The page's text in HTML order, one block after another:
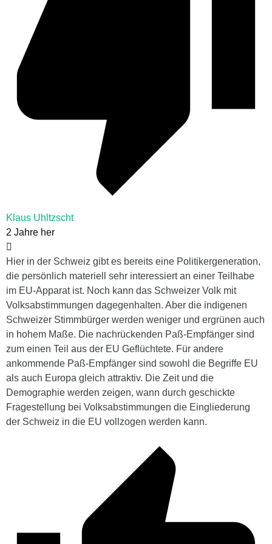
Klaus Uhltzscht
2 Jahre her
Hier in der Schweiz gibt es bereits eine Politikergeneration,
die persönlich materiell sehr interessiert an einer Teilhabe
im EU-Apparat ist. Noch kann das Schweizer Volk mit
Volksabstimmungen dagegenhalten. Aber die indigenen
Schweizer Stimmbürger werden weniger und ergrünen auch
in hohem Maße. Die nachrückenden Paß-Empfänger sind
zum einen Teil aus der EU Geflüchtete. Für andere
ankommende Paß-Empfänger sind sowohl die Begriffe EU
als auch Europa gleich attraktiv. Die Zeit und die
Demographie werden zeigen, wann durch geschickte
Fragestellung bei Volksabstimmungen die Eingliederung
der Schweiz in die EU vollzogen werden kann.